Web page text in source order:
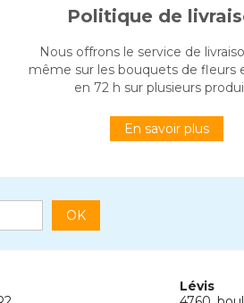
Politique de
Nous offrons le service de
même sur les bouquets de fleurs
en 72 h sur plusieurs
En savoir plus
OK
Lévis